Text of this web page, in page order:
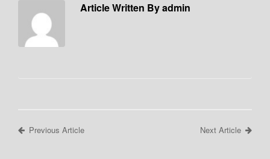
Article Written By admin
Previous Article Next Article